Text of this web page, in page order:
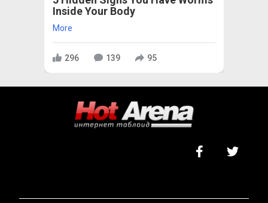
Inside Your Body
More
296 139 95